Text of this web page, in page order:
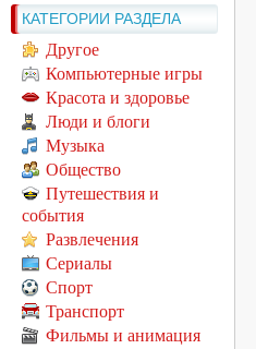
КАТЕГОРИИ РАЗДЕЛА
Другое
Компьютерные игры
Красота и здоровье
Люди и блоги
Музыка
Общество
Путешествия и
события
Развлечения
Сериалы
Спорт
Транспорт
Фильмы и анимация